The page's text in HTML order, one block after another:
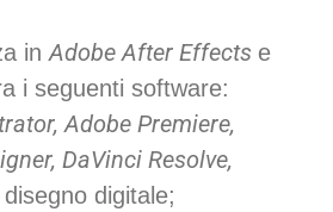
in Adobe After Effects e
i seguenti software:
Adobe Premiere,
DaVinci Resolve,
digitale;